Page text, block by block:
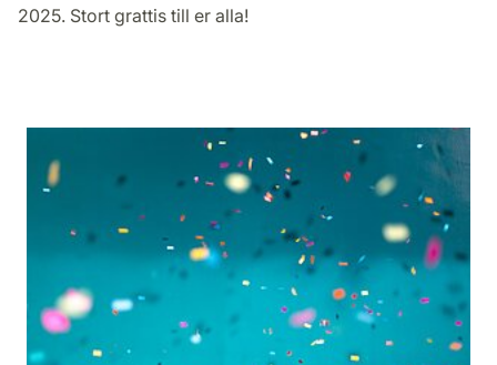
2025. Stort grattis till er alla!